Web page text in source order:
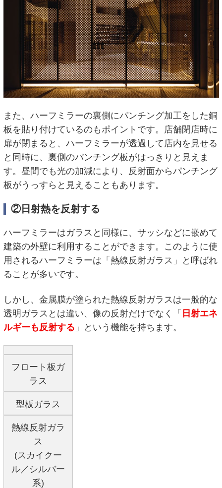
また、ハーフミラーの裏側にパンチング加工をした銅
板を貼り付けているのもポイントです。店舗閉店時に
扉が閉まると、ハーフミラーが透過して店内を見せる
と同時に、裏側のパンチング板がはっきりと見えま
す。昼間でも光の加減により、反射面からパンチング
板がうっすらと見えることもあります。
②日射熱を反射する
ハーフミラーはガラスと同様に、サッシなどに嵌めて
建築の外壁に利用することができます。このように使
用されるハーフミラーは「熱線反射ガラス」と呼ばれ
ることが多いです。
しかし、金属膜が塗られた熱線反射ガラスは一般的な
透明ガラスとは違い、像の反射だけでなく「 日射エネ
ルギーも反射する 」という機能を持ちます。
フロート板ガ
ラス
型板ガラス
熱線反射ガラ
ス
(スカイクー
ル／シルバー
系)